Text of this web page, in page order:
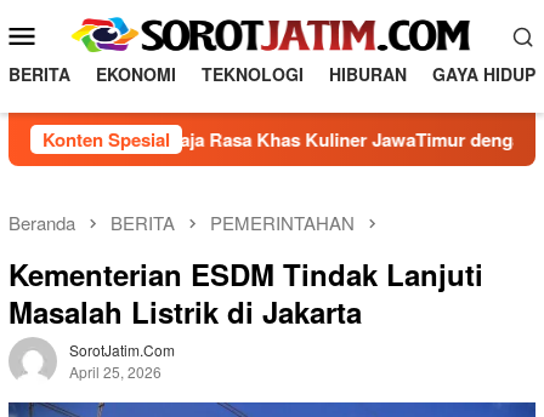
o
a
e
u
M
b
l
e
BERITA EKONOMI TEKNOLOGI HIBURAN GAYA HIDUP
Konten Spesial
Membuat Raja Rasa Khas Kuliner JawaTimur dengan 5 Bahan
Beranda BERITA PEMERINTAHAN
Kementerian ESDM Tindak Lanjuti
Masalah Listrik di Jakarta
SorotJatim.com
April 25, 2026